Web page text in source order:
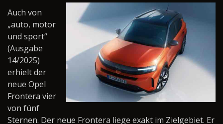
Auch von
„auto, motor
und sport“
(Ausgabe
14/2025)
erhielt der
neue Opel
Frontera vier
von fünf
Sternen. Der neue Frontera liege exakt im Zielgebiet. Er